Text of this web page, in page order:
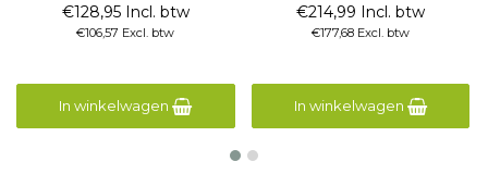
€128,95 Incl. btw
€106,57 Excl. btw
In winkelwagen
€214,99 Incl. btw
€177,68 Excl. btw
In winkelwagen